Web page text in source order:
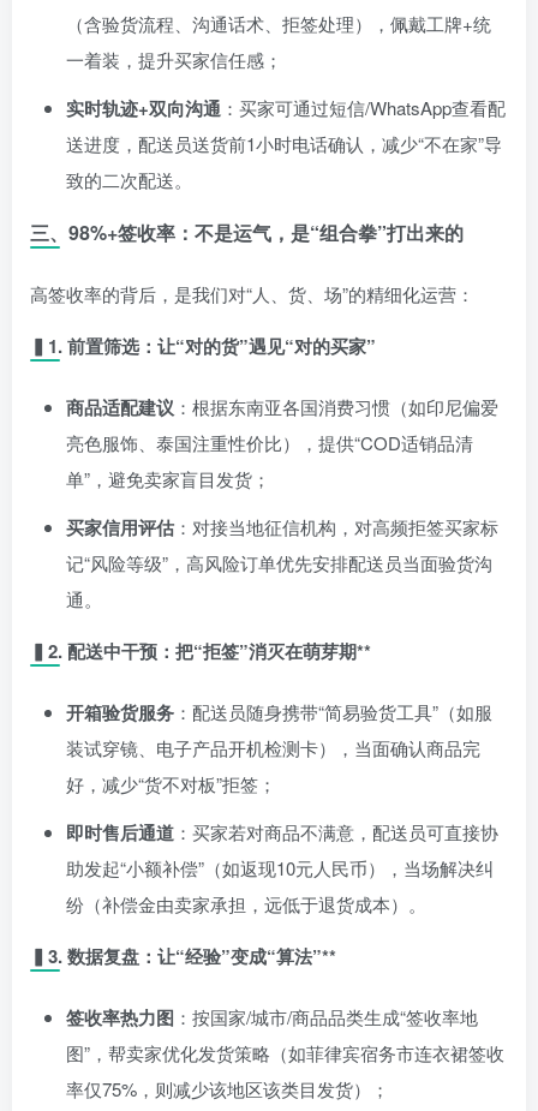
（含验货流程、沟通话术、拒签处理），佩戴工牌+统
一着装，提升买家信任感；
实时轨迹+双向沟通 ：买家可通过短信/WhatsApp查看配
送进度，配送员送货前1小时电话确认，减少“不在家”导
致的二次配送。
三、98%+签收率：不是运气，是“组合拳”打出来的
高签收率的背后，是我们对“人、货、场”的精细化运营：
▍1. 前置筛选：让“对的货”遇见“对的买家”
商品适配建议 ：根据东南亚各国消费习惯（如印尼偏爱
亮色服饰、泰国注重性价比），提供“COD适销品清
单”，避免卖家盲目发货；
买家信用评估 ：对接当地征信机构，对高频拒签买家标
记“风险等级”，高风险订单优先安排配送员当面验货沟
通。
▍2. 配送中干预：把“拒签”消灭在萌芽期**
开箱验货服务 ：配送员随身携带“简易验货工具”（如服
装试穿镜、电子产品开机检测卡），当面确认商品完
好，减少“货不对板”拒签；
即时售后通道 ：买家若对商品不满意，配送员可直接协
助发起“小额补偿”（如返现10元人民币），当场解决纠
纷（补偿金由卖家承担，远低于退货成本）。
▍3. 数据复盘：让“经验”变成“算法”**
签收率热力图 ：按国家/城市/商品品类生成“签收率地
图”，帮卖家优化发货策略（如菲律宾宿务市连衣裙签收
率仅75%，则减少该地区该类目发货）；